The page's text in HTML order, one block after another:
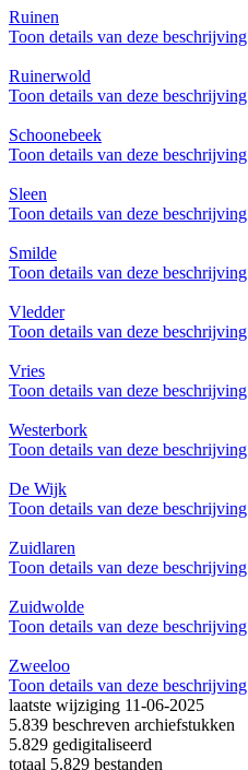
Ruinen
Toon details van deze beschrijving
Ruinerwold
Toon details van deze beschrijving
Schoonebeek
Toon details van deze beschrijving
Sleen
Toon details van deze beschrijving
Smilde
Toon details van deze beschrijving
Vledder
Toon details van deze beschrijving
Vries
Toon details van deze beschrijving
Westerbork
Toon details van deze beschrijving
De Wijk
Toon details van deze beschrijving
Zuidlaren
Toon details van deze beschrijving
Zuidwolde
Toon details van deze beschrijving
Zweeloo
Toon details van deze beschrijving
laatste wijziging 11-06-2025
5.839 beschreven archiefstukken
5.829 gedigitaliseerd
totaal 5.829 bestanden